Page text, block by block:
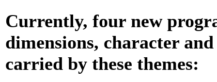
Currently, four new
dimensions, character
carried by these themes: